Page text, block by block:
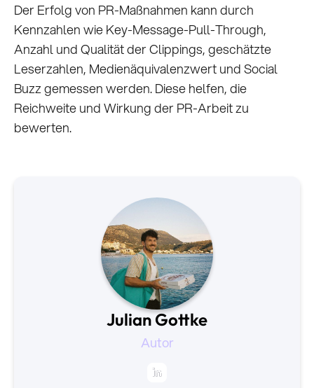
Der Erfolg von PR-Maßnahmen kann durch
Kennzahlen wie Key-Message-Pull-Through,
Anzahl und Qualität der Clippings, geschätzte
Leserzahlen, Medienäquivalenzwert und Social
Buzz gemessen werden. Diese helfen, die
Reichweite und Wirkung der PR-Arbeit zu
bewerten.
Julian Gottke
Autor